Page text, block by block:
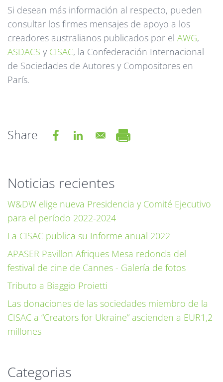
Si desean más información al respecto, pueden
consultar los firmes mensajes de apoyo a los
creadores australianos publicados por el AWG,
ASDACS y CISAC, la Confederación Internacional
de Sociedades de Autores y Compositores en
París.
Share
Noticias recientes
W&DW elige nueva Presidencia y Comité Ejecutivo
para el período 2022-2024
La CISAC publica su Informe anual 2022
APASER Pavillon Afriques Mesa redonda del
festival de cine de Cannes - Galería de fotos
Tributo a Biaggio Proietti
Las donaciones de las sociedades miembro de la
CISAC a “Creators for Ukraine” ascienden a EUR1,2
millones
Categorias